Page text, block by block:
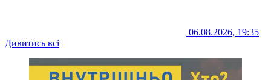
06.08.2026, 19:35
Дивитись всі